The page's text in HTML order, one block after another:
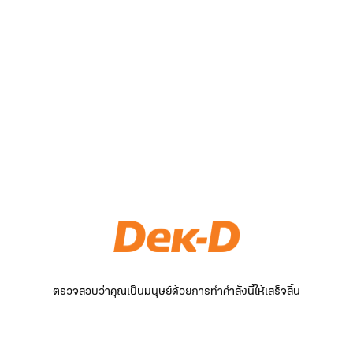
ตรวจสอบว่าคุณเป็นมนุษย์ด้วยการทำคำสั่งนี้ให้เสร็จสิ้น